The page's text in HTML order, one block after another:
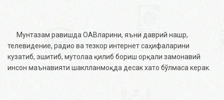
Мунтазам равишда ОАВларини, яъни даврий нашр,
телевидение, радио ва тезкор интернет саҳифаларини
кузатиб, эшитиб, мутолаа қилиб бориш орқали замонавий
инсон маънавияти шаклланмоқда десак хато бўлмаса керак.